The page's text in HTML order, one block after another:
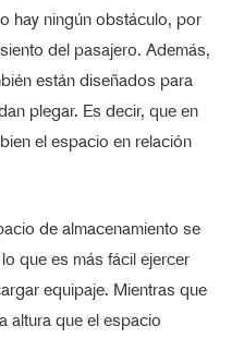
hay ningún obstáculo, por
del pasajero. Además,
están diseñados para
plegar. Es decir, que en
el espacio en relación
de almacenamiento se
que es más fácil ejercer
equipaje. Mientras que
altura que el espacio